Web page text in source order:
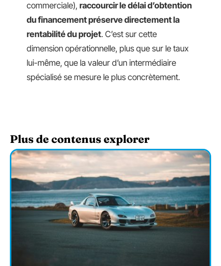
commerciale), raccourcir le délai d’obtention
du financement préserve directement la
rentabilité du projet. C’est sur cette
dimension opérationnelle, plus que sur le taux
lui-même, que la valeur d’un intermédiaire
spécialisé se mesure le plus concrètement.
Plus de contenus explorer